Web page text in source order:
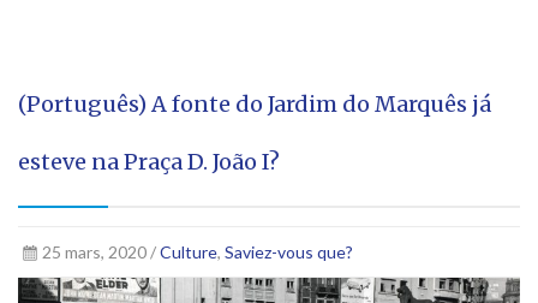
(Português) A fonte do Jardim do Marquês já
esteve na Praça D. João I?
25 mars, 2020 /Culture, Saviez-vous que?